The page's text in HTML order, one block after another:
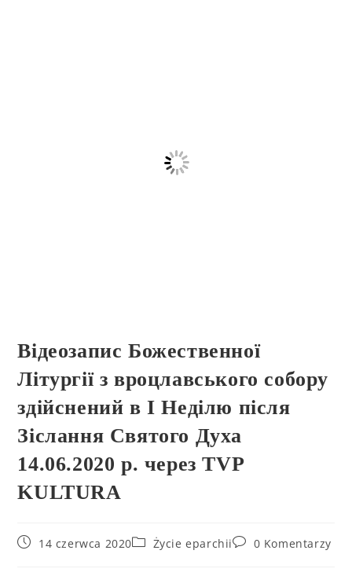
Відеозапис Божественної
Літургії з вроцлавського собору
здійснений в І Неділю після
Зіслання Святого Духа
14.06.2020 р. через TVP
KULTURA
14 czerwca 2020 Życie eparchii 0 Komentarzy